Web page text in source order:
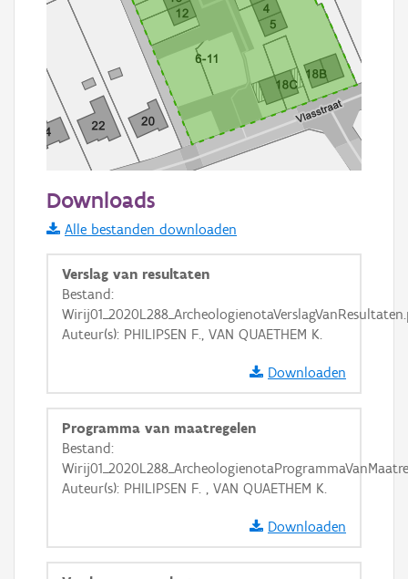
Informatie Vlaanderen
i
+ −
Basis Lagen
OSM-Basiskaart
GRB-Basiskaart
Downloads
Alle bestanden downloaden
Verslag van resultaten
Bestand:
Auteur(s): PHILIPSEN F., VAN QUAETHEM K.
Downloaden
Programma van maatregelen
Bestand:
Auteur(s): PHILIPSEN F. , VAN QUAETHEM K.
Downloaden